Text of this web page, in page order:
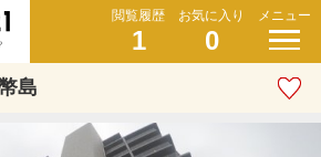
閲覧履歴
1
お気に入り
0
メニュー
島